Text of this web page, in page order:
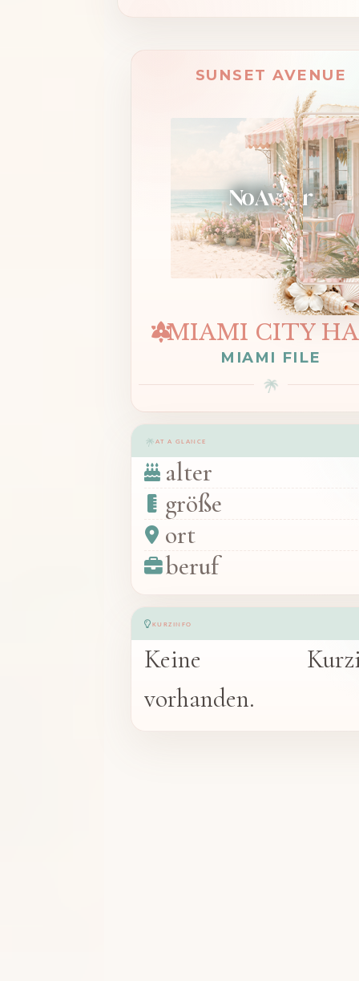
SUNSET AVENUE
MIAMI CITY
MIAMI FILE
AT A GLANCE
alter
größe
ort
beruf
KURZINFO
Keine
vorhanden.